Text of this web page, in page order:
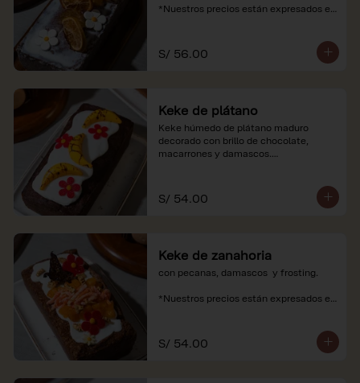
*Nuestros precios están expresados en
S/ 56.00
Keke de plátano
Keke húmedo de plátano maduro
decorado con brillo de chocolate,
macarrones y damascos.
soles e incluyen impuestos de ley y
recargo al consumo.
S/ 54.00
Keke de zanahoria
con pecanas, damascos  y frosting.
*Nuestros precios están expresados en
S/ 54.00